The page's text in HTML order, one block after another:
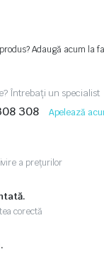
Adaugă acum la
Întrebați un specialist
308 Apelează
a prețurilor
corectă